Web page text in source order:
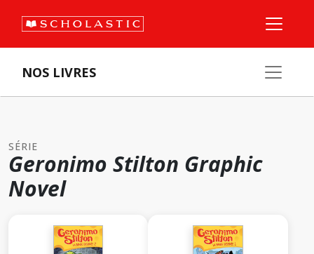
NOS LIVRES
SÉRIE
Geronimo Stilton Graphic
Novel